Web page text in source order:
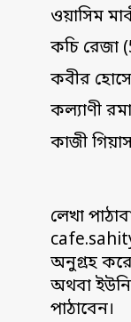
ওয়াসিম
কচি রেজা
কবীর
কল্যাণী
কাজী
লেখা
অনুগ্রহ
অথবা
পাঠাবেন।